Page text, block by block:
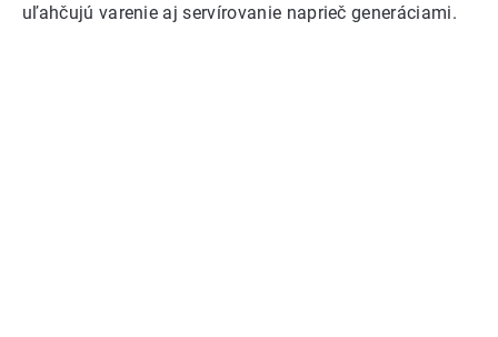
uľahčujú varenie aj servírovanie naprieč generáciami.